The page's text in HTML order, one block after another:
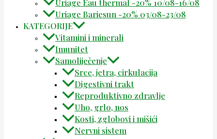
Uriage Eau thermal -20% 10/08-16/08
Uriage Bariesun -20% 03/08-23/08
KATEGORIJE
Vitamini i minerali
Imunitet
Samoliječenje
Srce, jetra, cirkulacija
Digestivni trakt
Reproduktivno zdravlje
Uho, grlo, nos
Kosti, zglobovi i mišići
Nervni sistem